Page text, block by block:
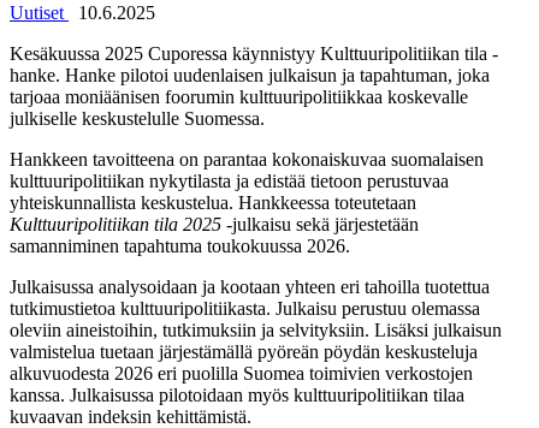
Uutiset
10.6.2025
Kesäkuussa 2025 Cuporessa käynnistyy Kulttuuripolitiikan tila -
hanke. Hanke pilotoi uudenlaisen julkaisun ja tapahtuman, joka
tarjoaa moniäänisen foorumin kulttuuripolitiikkaa koskevalle
julkiselle keskustelulle Suomessa.
Hankkeen tavoitteena on parantaa kokonaiskuvaa suomalaisen
kulttuuripolitiikan nykytilasta ja edistää tietoon perustuvaa
yhteiskunnallista keskustelua. Hankkeessa toteutetaan
Kulttuuripolitiikan tila 2025 -julkaisu sekä järjestetään
samanniminen tapahtuma toukokuussa 2026.
Julkaisussa analysoidaan ja kootaan yhteen eri tahoilla tuotettua
tutkimustietoa kulttuuripolitiikasta. Julkaisu perustuu olemassa
oleviin aineistoihin, tutkimuksiin ja selvityksiin. Lisäksi julkaisun
valmistelua tuetaan järjestämällä pyöreän pöydän keskusteluja
alkuvuodesta 2026 eri puolilla Suomea toimivien verkostojen
kanssa. Julkaisussa pilotoidaan myös kulttuuripolitiikan tilaa
kuvaavan indeksin kehittämistä.